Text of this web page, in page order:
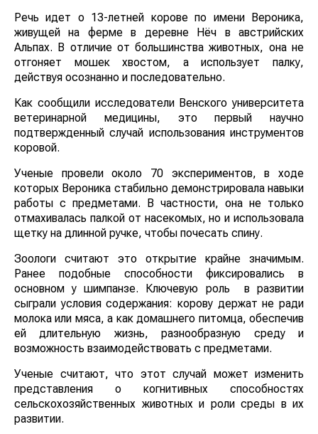
Речь идет о 13-летней корове по имени Вероника,
живущей на ферме в деревне Нёч в австрийских
Альпах. В отличие от большинства животных, она не
отгоняет мошек хвостом, а использует палку,
действуя осознанно и последовательно.
Как сообщили исследователи Венского университета
ветеринарной медицины, это первый научно
подтвержденный случай использования инструментов
коровой.
Ученые провели около 70 экспериментов, в ходе
которых Вероника стабильно демонстрировала навыки
работы с предметами. В частности, она не только
отмахивалась палкой от насекомых, но и использовала
щетку на длинной ручке, чтобы почесать спину.
Зоологи считают это открытие крайне значимым.
Ранее подобные способности фиксировались в
основном у шимпанзе. Ключевую роль в развитии
сыграли условия содержания: корову держат не ради
молока или мяса, а как домашнего питомца, обеспечив
ей длительную жизнь, разнообразную среду и
возможность взаимодействовать с предметами.
Ученые считают, что этот случай может изменить
представления о когнитивных способностях
сельскохозяйственных животных и роли среды в их
развитии.